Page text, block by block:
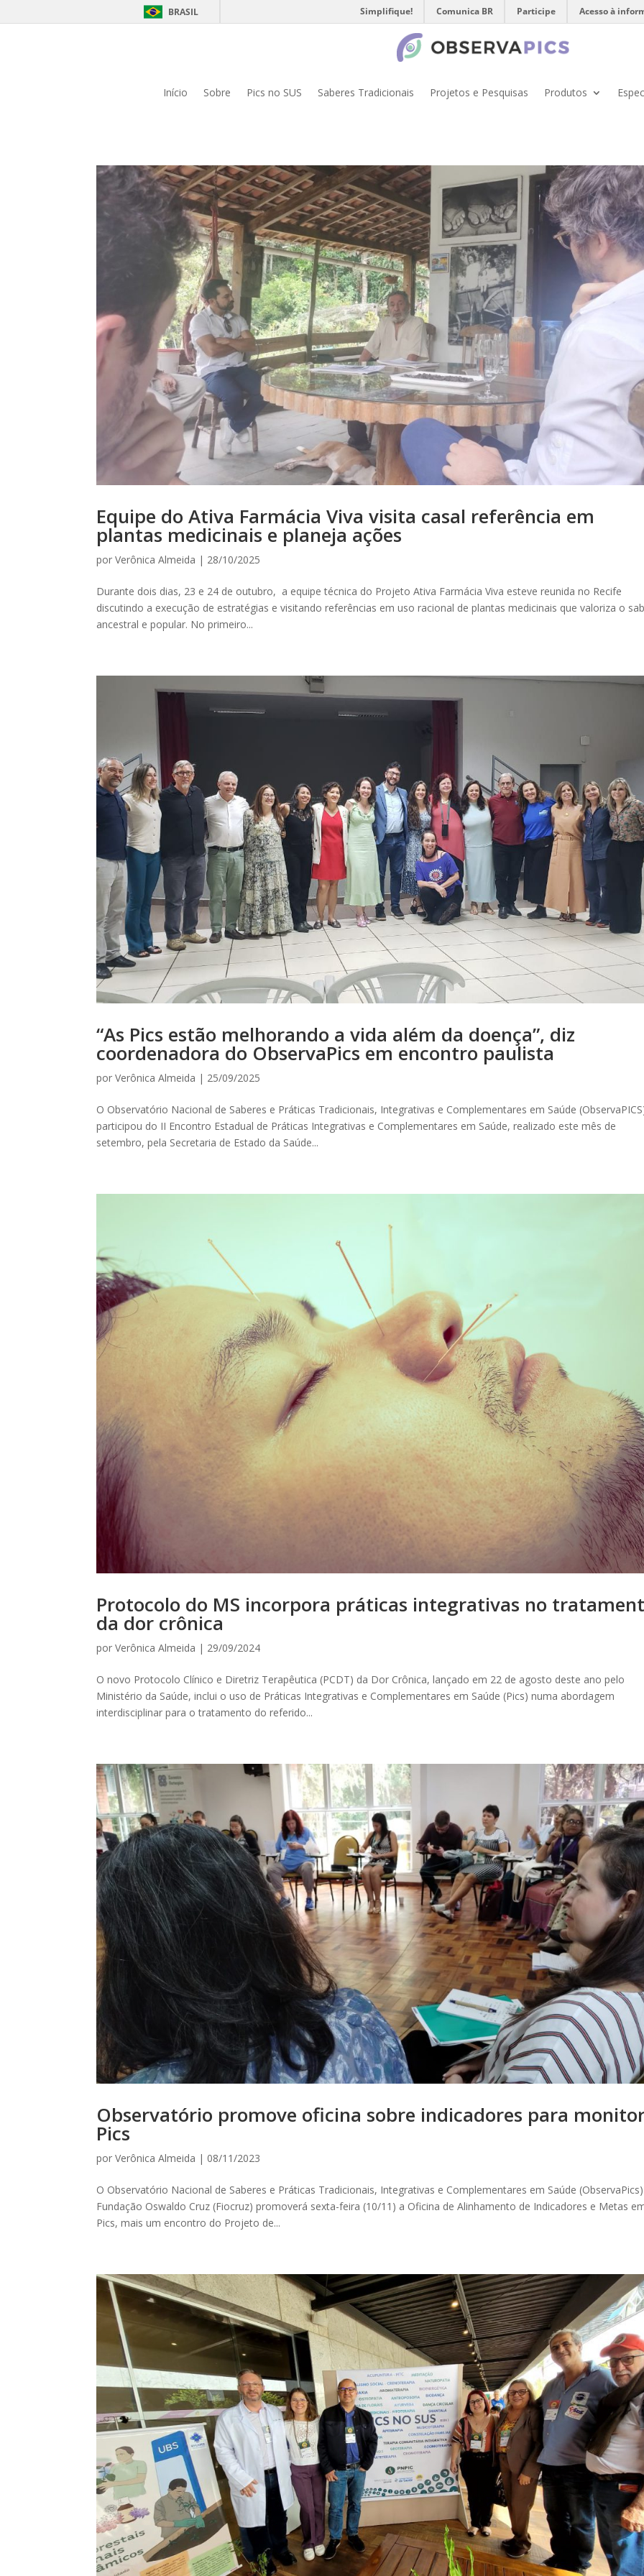
BRASIL Simplifique! Comunica BR Participe Acesso à
Início Sobre Pics no SUS Saberes Tradicionais Projetos e Pesquisas Produtos
Equipe do Ativa Farmácia Viva visita casal referência em
plantas medicinais e planeja ações
porVerônica Almeida | 28/10/2025
Durante dois dias, 23 e 24 de outubro, a equipe técnica do Projeto Ativa Farmácia Viva esteve reunida no Recife
discutindo a execução de estratégias e visitando referências em uso racional de plantas medicinais que valoriza o
ancestral e popular. No primeiro...
“As Pics estão melhorando a vida além da doença”, diz
coordenadora do ObservaPics em encontro paulista
porVerônica Almeida | 25/09/2025
O Observatório Nacional de Saberes e Práticas Tradicionais, Integrativas e Complementares em Saúde
participou do II Encontro Estadual de Práticas Integrativas e Complementares em Saúde, realizado este mês de
setembro, pela Secretaria de Estado da Saúde...
Protocolo do MS incorpora práticas integrativas no
da dor crônica
porVerônica Almeida | 29/09/2024
O novo Protocolo Clínico e Diretriz Terapêutica (PCDT) da Dor Crônica, lançado em 22 de agosto deste ano pelo
Ministério da Saúde, inclui o uso de Práticas Integrativas e Complementares em Saúde (Pics) numa abordagem
interdisciplinar para o tratamento do referido...
Observatório promove oficina sobre indicadores para
Pics
porVerônica Almeida | 08/11/2023
O Observatório Nacional de Saberes e Práticas Tradicionais, Integrativas e Complementares em Saúde
Fundação Oswaldo Cruz (Fiocruz) promoverá sexta-feira (10/11) a Oficina de Alinhamento de Indicadores e Metas
Pics, mais um encontro do Projeto de...